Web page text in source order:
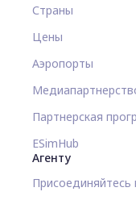
Страны
Цены
Аэропорты
Партнерская
ESimHub
Агенту
Присоединяйтесь